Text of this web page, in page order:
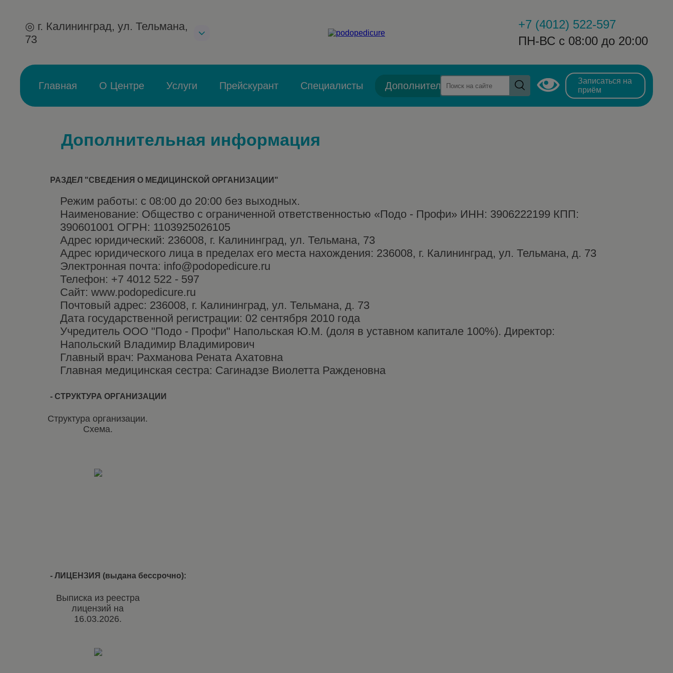
◎ г. Калининград, ул. Тельмана,
73
+7 (4012) 522-597
ПН-ВС с 08:00 до 20:00
Главная О Центре Услуги Прейскурант Специалисты Дополнительная информация КонтактыЗаписаться на
приём
Дополнительная информация
РАЗДЕЛ "СВЕДЕНИЯ О МЕДИЦИНСКОЙ ОРГАНИЗАЦИИ"
Режим работы: с 08:00 до 20:00 без выходных.
Наименование: Общество с ограниченной ответственностью «Подо - Профи» ИНН: 3906222199 КПП:
390601001 ОГРН: 1103925026105
Адрес юридический: 236008, г. Калининград, ул. Тельмана, 73
Адрес юридического лица в пределах его места нахождения: 236008, г. Калининград, ул. Тельмана, д. 73
Электронная почта: info@podopedicure.ru
Телефон: +7 4012 522 - 597
Сайт: www.podopedicure.ru
Почтовый адрес: 236008, г. Калининград, ул. Тельмана, д. 73
Дата государственной регистрации: 02 сентября 2010 года
Учредитель ООО "Подо - Профи" Напольская Ю.М. (доля в уставном капитале 100%). Директор:
Напольский Владимир Владимирович
Главный врач: Рахманова Рената Ахатовна
Главная медицинская сестра: Сагинадзе Виолетта Ражденовна
- СТРУКТУРА ОРГАНИЗАЦИИ
Структура организации.
Схема.
- ЛИЦЕНЗИЯ (выдана бессрочно):
Выписка из реестра
лицензий на
16.03.2026.